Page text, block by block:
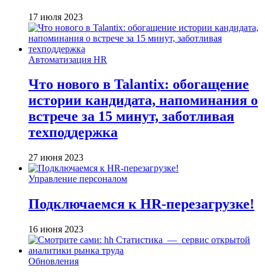
17 июля 2023
Автоматизация HR
Что нового в Talantix: обогащение
истории кандидата, напоминания о
встрече за 15 минут, заботливая
техподдержка
27 июня 2023
Управление персоналом
Подключаемся к HR-перезагрузке!
16 июня 2023
Обновления